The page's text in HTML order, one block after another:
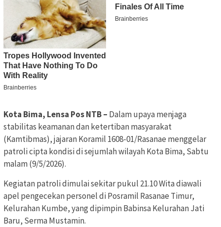
Kota Bima, Lensa Pos NTB – Dalam upaya menjaga
stabilitas keamanan dan ketertiban masyarakat
(Kamtibmas), jajaran Koramil 1608-01/Rasanae menggelar
patroli cipta kondisi di sejumlah wilayah Kota Bima, Sabtu
malam (9/5/2026).
Kegiatan patroli dimulai sekitar pukul 21.10 Wita diawali
apel pengecekan personel di Posramil Rasanae Timur,
Kelurahan Kumbe, yang dipimpin Babinsa Kelurahan Jati
Baru, Serma Mustamin.